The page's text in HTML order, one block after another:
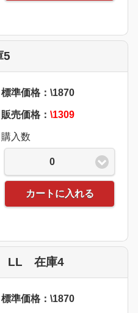
標準価格：\1870
販売価格： \1309
購入数
0
カートに入れる
LL 在庫4click to
標準価格：\1870